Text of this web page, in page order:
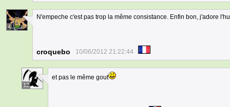
4
N'empeche c'est pas trop la même consistance. Enfin bon, j'adore
croquebo 10/06/2012 21:22:44
12
et pas le même gout